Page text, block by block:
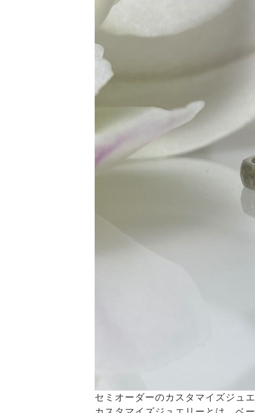
セミオーダーのカスタマイズジュ